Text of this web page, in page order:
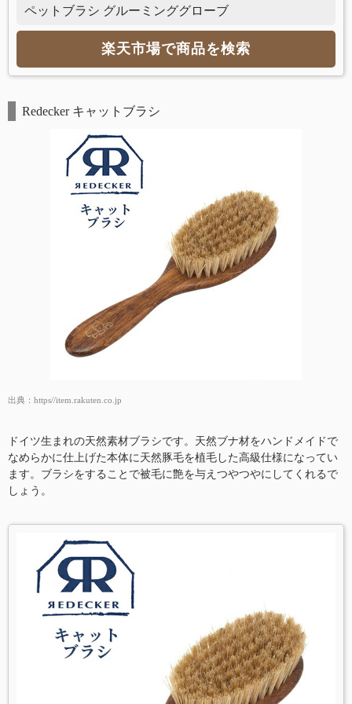
ペットブラシ グルーミンググローブ
楽天市場で商品を検索
Redecker キャットブラシ
出典： https//item.rakuten.co.jp
ドイツ生まれの天然素材ブラシです。天然ブナ材をハンドメイドで
なめらかに仕上げた本体に天然豚毛を植毛した高級仕様になってい
ます。ブラシをすることで被毛に艶を与えつやつやにしてくれるで
しょう。